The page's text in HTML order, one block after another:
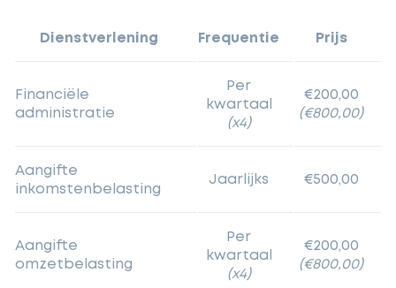
Dienstverlening Frequentie Prijs
Financiële
administratie
Per
kwartaal
(x4)
€200,00
(€800,00)
Aangifte
inkomstenbelasting
Jaarlijks €500,00
Aangifte
omzetbelasting
Per
kwartaal
(x4)
€200,00
(€800,00)